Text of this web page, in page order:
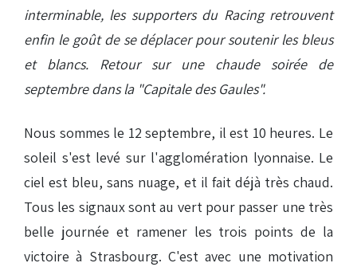
interminable, les supporters du Racing retrouvent
enfin le goût de se déplacer pour soutenir les bleus
et blancs. Retour sur une chaude soirée de
septembre dans la "Capitale des Gaules".
Nous sommes le 12 septembre, il est 10 heures. Le
soleil s'est levé sur l'agglomération lyonnaise. Le
ciel est bleu, sans nuage, et il fait déjà très chaud.
Tous les signaux sont au vert pour passer une très
belle journée et ramener les trois points de la
victoire à Strasbourg. C'est avec une motivation